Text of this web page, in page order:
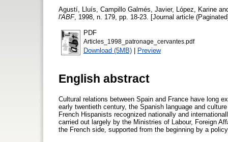
Agustí, Lluís Campillo Galmés, Javier, López, Karine
l'ABF, 1998, n. 179, pp. 18-23. [Journal article
PDF
Articles_1998_patronage_cervantes.pdf
Download (5MB) | Preview
English abstract
Cultural relations between Spain and France have long
early twentieth century, the Spanish language and
French Hispanists recognized nationally and
carried out largely by the Ministries of Labour, Foreign
the French side, supported from the beginning by a